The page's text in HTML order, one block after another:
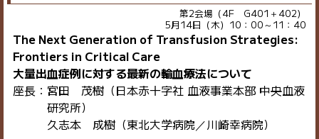
第2会場（4F G401＋402）
5月14日（木）10：00～11：40
The Next Generation of Transfusion Strategies:
Frontiers in Critical Care
大量出血症例に対する最新の輸血療法について
座長：宮田 茂樹（日本赤十字社 血液事業本部 中央血液
研究所）
久志本 成樹（東北大学病院／川崎幸病院）